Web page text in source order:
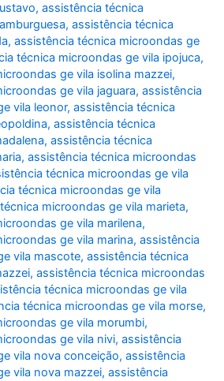
,assistência técnica
,assistência técnica
,assistência técnica microondas ge
técnica microondas ge vila ipojuca,
ge vila isolina mazzei,
ge vila jaguara,assistência
vila leonor,assistência técnica
,assistência técnica
,assistência técnica
,assistência técnica microondas
técnica microondas ge vila
técnica microondas ge vila
microondas ge vila marieta,
ge vila marilena,
ge vila marina,assistência
vila mascote,assistência técnica
,assistência técnica microondas
técnica microondas ge vila
técnica microondas ge vila morse,
ge vila morumbi,
ge vila nivi,assistência
vila nova conceição,assistência
vila nova mazzei,assistência